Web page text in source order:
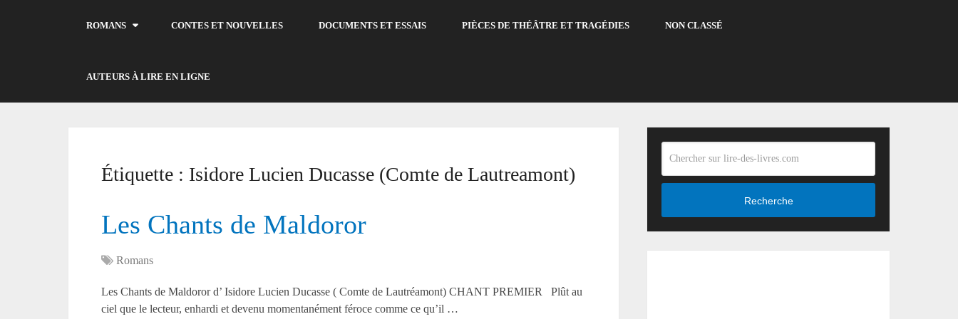
ROMANS CONTES ET NOUVELLES DOCUMENTS ET ESSAIS PIÈCES DE THÉÂTRE ET TRAGÉDIES NON CLASSÉ
AUTEURS À LIRE EN LIGNE
Étiquette : Isidore Lucien Ducasse (Comte de Lautreamont)
Les Chants de Maldoror
Romans
Les Chants de Maldoror d’ Isidore Lucien Ducasse ( Comte de Lautréamont) CHANT PREMIER Plût au
ciel que le lecteur, enhardi et devenu momentanément féroce comme ce qu’il …
Recherche